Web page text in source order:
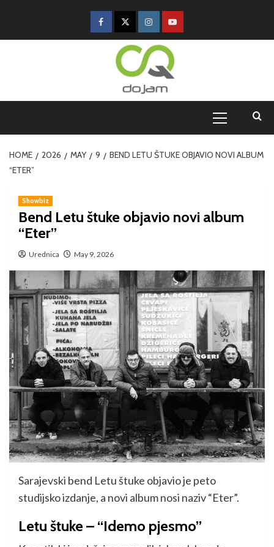
HOME 2026 MAY 9
BEND LETU ŠTUKE OBJAVIO NOVI ALBUM
“ETER”
Showbiz
Bend Letu štuke objavio novi album
“Eter”
Urednica May 9, 2026
Sarajevski bend Letu štuke objavio je peto
studijsko izdanje, a novi album nosi naziv “Eter”.
Letu štuke – “Idemo pjesmo”